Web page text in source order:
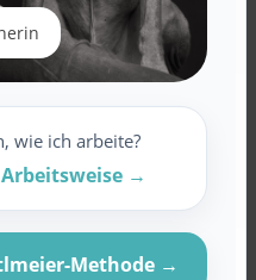
wie ich arbeite?
→
Methode →